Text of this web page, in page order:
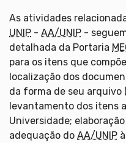
As atividades
UNIP - AA/UNIP -
detalhada da Portaria
para os itens que
localização dos
da forma de seu arquivo
levantamento dos itens
Universidade;
adequação do AA/UNIP